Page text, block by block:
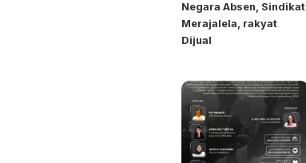
Negara Absen, Sindikat
Merajalela, rakyat
Dijual